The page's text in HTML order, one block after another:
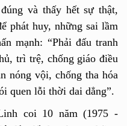
và thấy hết sự thật,
phát huy, những sai lầm
mạnh: “Phải đấu tranh
trì trệ, chống giáo điều
nóng vội, chống tha hóa
quen lỗi thời dai dẳng”.
coi 10 năm (1975 -